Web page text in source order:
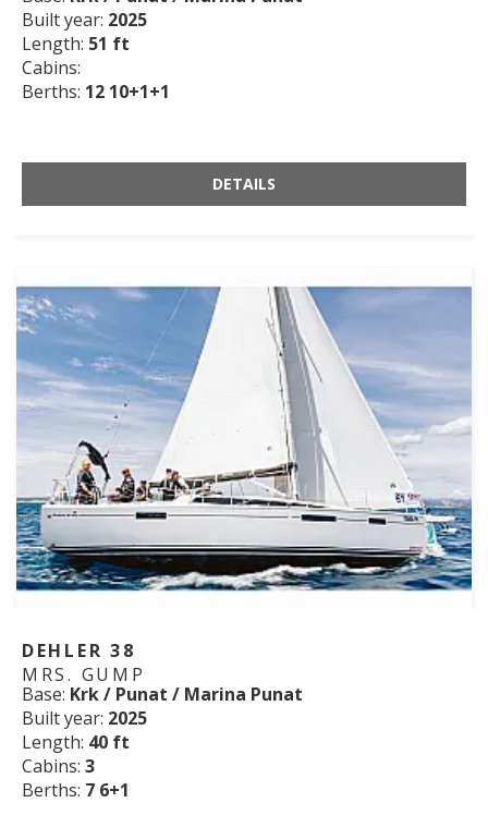
Built year: 2025
Length: 51 ft
Cabins:
Berths: 12 10+1+1
DETAILS
DEHLER 38
MRS. GUMP
Base: Krk / Punat / Marina Punat
Built year: 2025
Length: 40 ft
Cabins: 3
Berths: 7 6+1